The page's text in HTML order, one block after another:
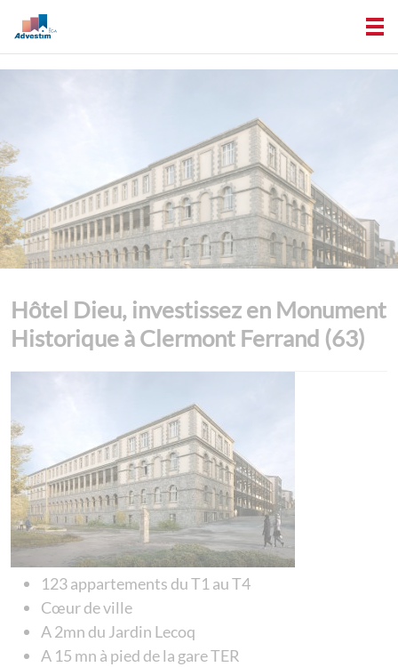
Hôtel Dieu, investissez en Monument
Historique à Clermont Ferrand (63)
123 appartements du T1 au T4
Cœur de ville
A 2mn du Jardin Lecoq
A 15 mn à pied de la gare TER